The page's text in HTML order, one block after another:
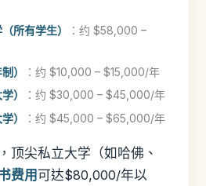
所有学生）
：约 $58,000 –
）
：约 $10,000 – $15,000/年
）
：约 $30,000 – $45,000/年
）
：约 $45,000 – $65,000/年
顶尖私立大学（如哈佛、
费用可达$80,000/年以